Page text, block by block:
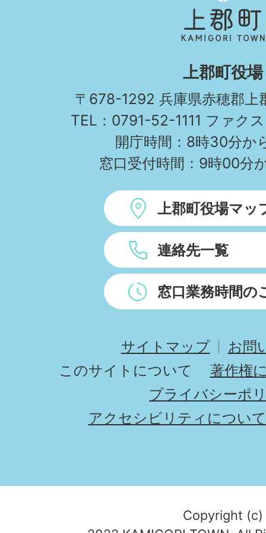
郡
町
KAMIGORI
TOWN
上郡町役場
〒678-1292 兵庫県赤穂郡上
TEL：0791-52-1111 ファク
開庁時間：8時30分か
窓口受付時間：9時00分
上郡町役場マッ
連絡先一覧
窓口業務時間の
サイトマップ
お問
このサイトについて
著作権
プライバシーポ
アクセシビリティについて
Copyright (c)